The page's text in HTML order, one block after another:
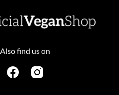
Also find us on